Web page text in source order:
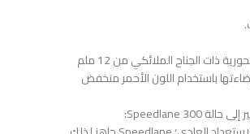
ذات الجناح الملائكي من 12 ملم
باستخدام اللون الأحمر منخفض